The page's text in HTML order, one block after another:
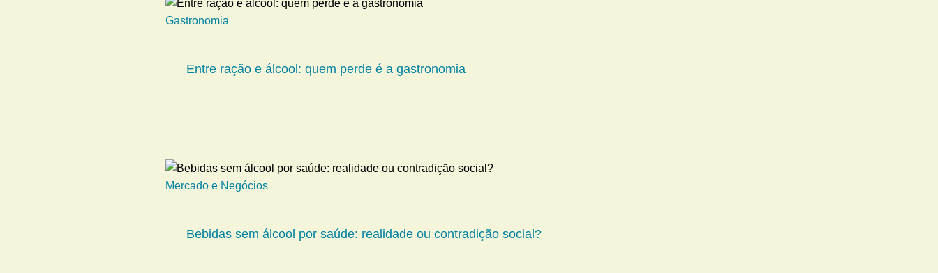
Gastronomia
Entre ração e álcool: quem perde é a gastronomia
Mercado e Negócios
Bebidas sem álcool por saúde: realidade ou contradição social?